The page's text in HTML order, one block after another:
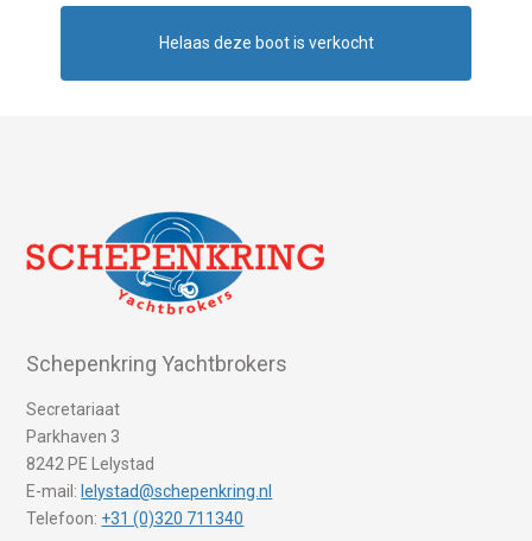
Helaas deze boot is verkocht
Schepenkring Yachtbrokers
Secretariaat
Parkhaven 3
8242 PE Lelystad
E-mail: lelystad@schepenkring.nl
Telefoon: +31 (0)320 711340